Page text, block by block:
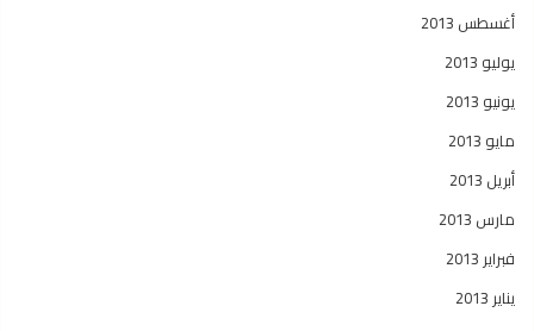
أغسطس 2013
يوليو 2013
يونيو 2013
مايو 2013
أبريل 2013
مارس 2013
فبراير 2013
يناير 2013